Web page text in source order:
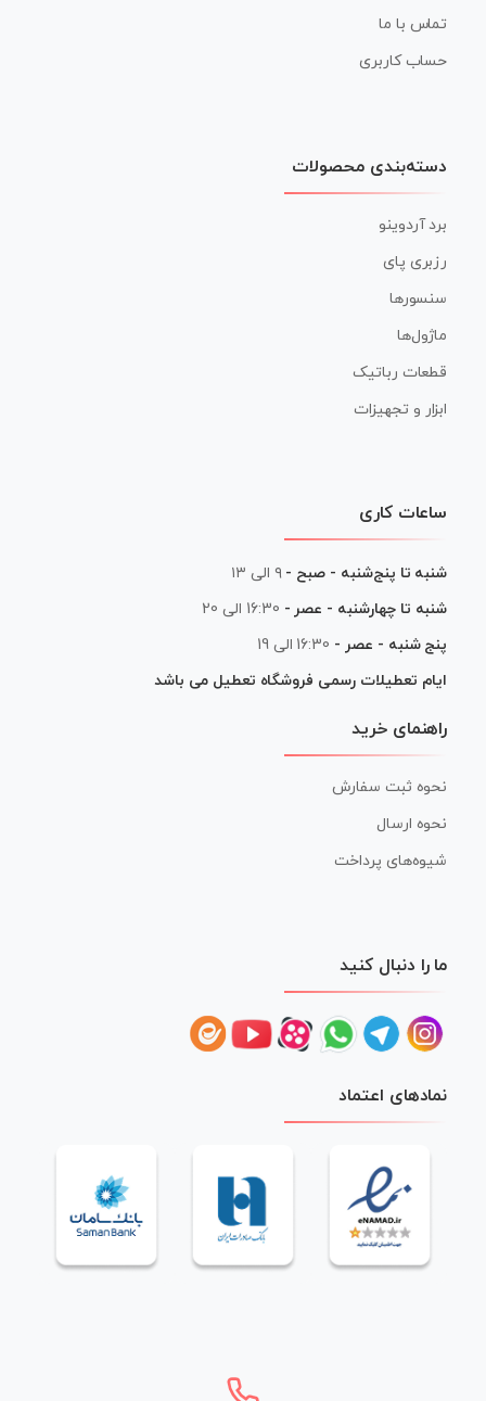
تماس با ما
حساب کاربری
دسته‌بندی محصولات
برد آردوینو
رزبری پای
سنسورها
ماژول‌ها
قطعات رباتیک
ابزار و تجهیزات
ساعات کاری
شنبه تا پنج‌شنبه - صبح - ۹ الی ۱۳
شنبه تا چهارشنبه - عصر - 16:30 الی 20
پنج شنبه - عصر - 16:30 الی 19
ایام تعطیلات رسمی فروشگاه تعطیل می باشد
راهنمای خرید
نحوه ثبت سفارش
نحوه ارسال
شیوه‌های پرداخت
ما را دنبال کنید
نمادهای اعتماد